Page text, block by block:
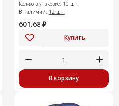
Кол-во в упаковке: 10 шт.
В наличии: 12 шт.
601.68 ₽
Купить
В корзину